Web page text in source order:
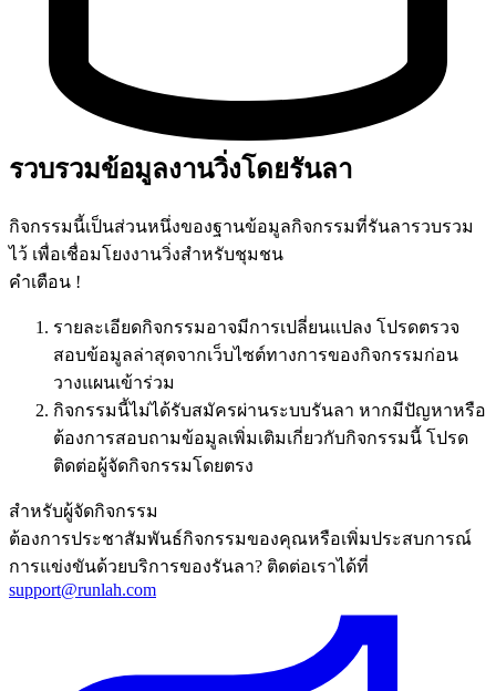
รวบรวมข้อมูลงานวิ่งโดยรันลา
กิจกรรมนี้เป็นส่วนหนึ่งของฐานข้อมูลกิจกรรมที่รันลารวบรวม
ไว้ เพื่อเชื่อมโยงงานวิ่งสำหรับชุมชน
คำเตือน !
รายละเอียดกิจกรรมอาจมีการเปลี่ยนแปลง โปรดตรวจ
สอบข้อมูลล่าสุดจากเว็บไซต์ทางการของกิจกรรมก่อน
วางแผนเข้าร่วม
กิจกรรมนี้ไม่ได้รับสมัครผ่านระบบรันลา หากมีปัญหาหรือ
ต้องการสอบถามข้อมูลเพิ่มเติมเกี่ยวกับกิจกรรมนี้ โปรด
ติดต่อผู้จัดกิจกรรมโดยตรง
สำหรับผู้จัดกิจกรรม
ต้องการประชาสัมพันธ์กิจกรรมของคุณหรือเพิ่มประสบการณ์
การแข่งขันด้วยบริการของรันลา? ติดต่อเราได้ที่
support@runlah.com